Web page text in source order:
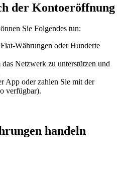
der Kontoeröffnung
Sie Folgendes tun:
Währungen oder Hunderte
das Netzwerk zu unterstützen und
App oder zahlen Sie mit der
verfügbar).
handeln